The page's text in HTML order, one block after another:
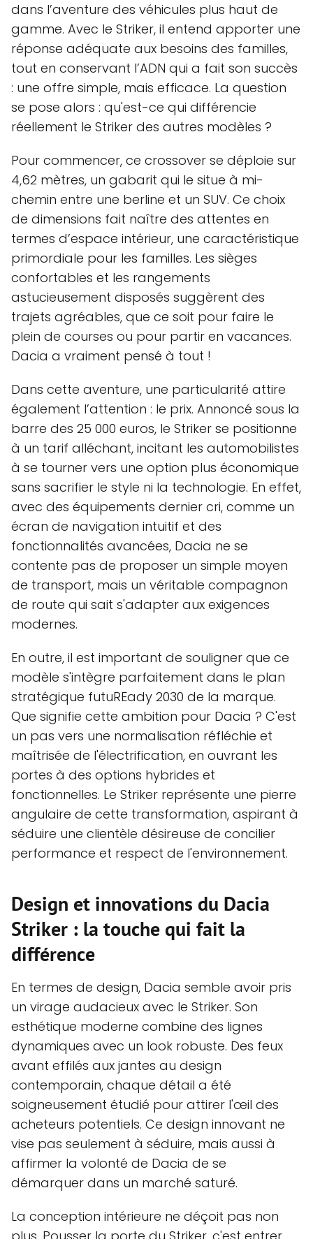
dans l’aventure des véhicules plus haut de
gamme. Avec le Striker, il entend apporter une
réponse adéquate aux besoins des familles,
tout en conservant l’ADN qui a fait son succès
: une offre simple, mais efficace. La question
se pose alors : qu'est-ce qui différencie
réellement le Striker des autres modèles ?
Pour commencer, ce crossover se déploie sur
4,62 mètres, un gabarit qui le situe à mi-
chemin entre une berline et un SUV. Ce choix
de dimensions fait naître des attentes en
termes d’espace intérieur, une caractéristique
primordiale pour les familles. Les sièges
confortables et les rangements
astucieusement disposés suggèrent des
trajets agréables, que ce soit pour faire le
plein de courses ou pour partir en vacances.
Dacia a vraiment pensé à tout !
Dans cette aventure, une particularité attire
également l’attention : le prix. Annoncé sous la
barre des 25 000 euros, le Striker se positionne
à un tarif alléchant, incitant les automobilistes
à se tourner vers une option plus économique
sans sacrifier le style ni la technologie. En effet,
avec des équipements dernier cri, comme un
écran de navigation intuitif et des
fonctionnalités avancées, Dacia ne se
contente pas de proposer un simple moyen
de transport, mais un véritable compagnon
de route qui sait s'adapter aux exigences
modernes.
En outre, il est important de souligner que ce
modèle s'intègre parfaitement dans le plan
stratégique futuREady 2030 de la marque.
Que signifie cette ambition pour Dacia ? C'est
un pas vers une normalisation réfléchie et
maîtrisée de l'électrification, en ouvrant les
portes à des options hybrides et
fonctionnelles. Le Striker représente une pierre
angulaire de cette transformation, aspirant à
séduire une clientèle désireuse de concilier
performance et respect de l'environnement.
Design et innovations du Dacia
Striker : la touche qui fait la
différence
En termes de design, Dacia semble avoir pris
un virage audacieux avec le Striker. Son
esthétique moderne combine des lignes
dynamiques avec un look robuste. Des feux
avant effilés aux jantes au design
contemporain, chaque détail a été
soigneusement étudié pour attirer l'œil des
acheteurs potentiels. Ce design innovant ne
vise pas seulement à séduire, mais aussi à
affirmer la volonté de Dacia de se
démarquer dans un marché saturé.
La conception intérieure ne déçoit pas non